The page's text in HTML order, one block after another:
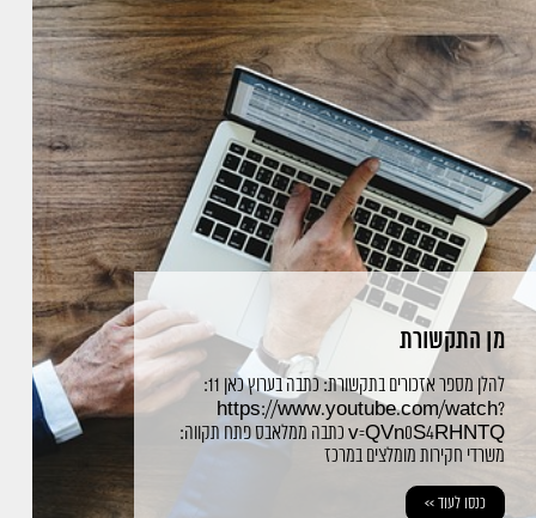
שוכפל
3. מן התקשורת
4. חוקר פרטי בגידות
5. חוקר פרטי מומלץ – כיצד לבחור?
6. חקירה כלכלית תשיב לכם את הסכומים האבודים
7. חקירות אישות כשהחשדות עולים
8. חקירות כלכליות – עוקבים אחר הכסף
9. באילו מצבים עוסקות חקירות מסחריות?
10. מעקבים – למה זה טוב ומי מבצע אותם?
11. מעקבים
12. יחס אישי וליווי צמוד 24 שעות ביממה לכל לקוח
13. איסוף ראיות והוכחות עבור בית משפט
14. אלתור ומציאת פתרונות יצירתיים במצבים מורכבים
17. בדיקת האזנה תגן על הפרטיות שלכם
18. חקירות כלכליות
19. גניבות ממעסיקים ע"י עובדים או גורמים חיצוניים
20. חוקר פרטי במרכז
מן התקשורת
להלן מספר אזכורים בתקשורת: כתבה בערוץ כאן 11:
https://www.youtube.com/watch?
v=QVn0S4RHNTQ כתבה ממלאבס פתח תקווה:
משרדי חקירות מומלצים במרכז
כנסו לעוד >>